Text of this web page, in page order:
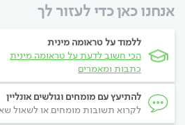
אנחנו כאן כדי לעזור לך
ללמוד על טראומה מינית
הכי חשוב לדעת על טראומה מינית
כתבות ומאמרים
להתיעץ עם מומחים וגולשים אונליין
לקרוא תשובות מומחים או לשאול